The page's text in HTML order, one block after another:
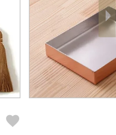
次
へ